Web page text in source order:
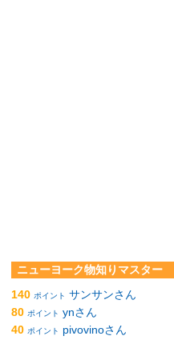
ニューヨーク物知りマスター
140 ポイント サンサンさん
80 ポイント ynさん
40 ポイント
pivovinoさん